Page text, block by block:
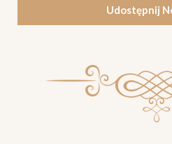
Udostępnij